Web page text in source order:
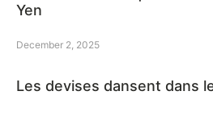
Yen
December 2, 2025
Les devises dansent dans